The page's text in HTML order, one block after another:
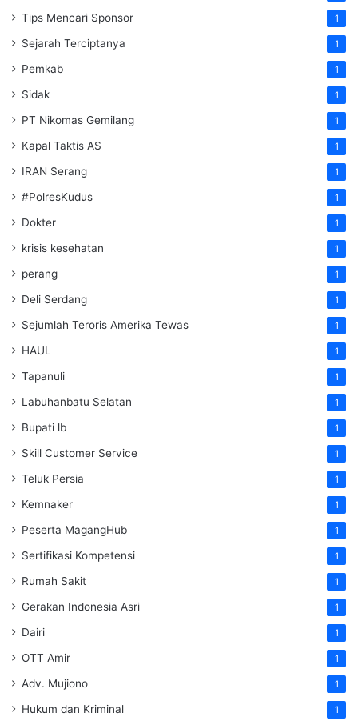
Tips Mencari Sponsor 1
Sejarah Terciptanya 1
Pemkab 1
Sidak 1
PT Nikomas Gemilang 1
Kapal Taktis AS 1
IRAN Serang 1
#PolresKudus 1
Dokter 1
krisis kesehatan 1
perang 1
Deli Serdang 1
Sejumlah Teroris Amerika Tewas 1
HAUL 1
Tapanuli 1
Labuhanbatu Selatan 1
Bupati lb 1
Skill Customer Service 1
Teluk Persia 1
Kemnaker 1
Peserta MagangHub 1
Sertifikasi Kompetensi 1
Rumah Sakit 1
Gerakan Indonesia Asri 1
Dairi 1
OTT Amir 1
Adv. Mujiono 1
Hukum dan Kriminal 1